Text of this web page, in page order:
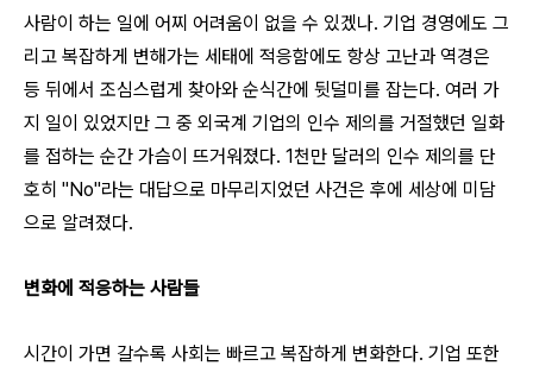
사람이 하는 일에 어찌 어려움이 없을 수 있겠나. 기업 경영에도 그
리고 복잡하게 변해가는 세태에 적응함에도 항상 고난과 역경은
등 뒤에서 조심스럽게 찾아와 순식간에 뒷덜미를 잡는다. 여러 가
지 일이 있었지만 그 중 외국계 기업의 인수 제의를 거절했던 일화
를 접하는 순간 가슴이 뜨거워졌다. 1천만 달러의 인수 제의를 단
호히 "No"라는 대답으로 마무리지었던 사건은 후에 세상에 미담
으로 알려졌다.
변화에 적응하는 사람들
시간이 가면 갈수록 사회는 빠르고 복잡하게 변화한다. 기업 또한